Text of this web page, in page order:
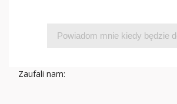
Powiadom mnie kiedy będzie
Zaufali nam: